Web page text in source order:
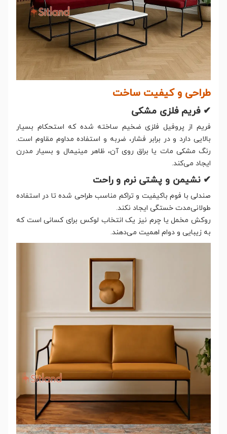
طراحی و کیفیت ساخت
✔ فریم فلزی مشکی
فریم از پروفیل فلزی ضخیم ساخته شده که استحکام بسیار
بالایی دارد و در برابر فشار، ضربه و استفاده مداوم مقاوم است.
رنگ مشکی مات یا براق روی آن، ظاهر مینیمال و بسیار مدرن
ایجاد می‌کند.
✔ نشیمن و پشتی نرم و راحت
صندلی با فوم باکیفیت و تراکم مناسب طراحی شده تا در استفاده
طولانی‌مدت خستگی ایجاد نکند.
روکش مخمل یا چرم نیز یک انتخاب لوکس برای کسانی است که
به زیبایی و دوام اهمیت می‌دهند.